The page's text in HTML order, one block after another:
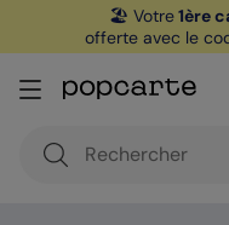
🏖️ Votre1ère
offerte avec le